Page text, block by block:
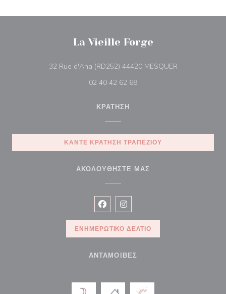
La Vieille Forge
32 Rue d'Aha (RD252) 44420 MESQUER((ανοίγει σε
02 40 42 62 68
ΚΡΆΤΗΣΗ
ΚΆΝΤΕ ΚΡΆΤΗΣΗ ΤΡΑΠΕΖΙΟΎ
ΑΚΟΛΟΥΘΉΣΤΕ ΜΑΣ
Facebook ((ανοίγει σε νέο
Instagram ((ανοίγει σε νέο
ΕΝΗΜΕΡΩΤΙΚΌ ΔΕΛΤΊΟ
ΑΝΤΑΜΟΙΒΈΣ